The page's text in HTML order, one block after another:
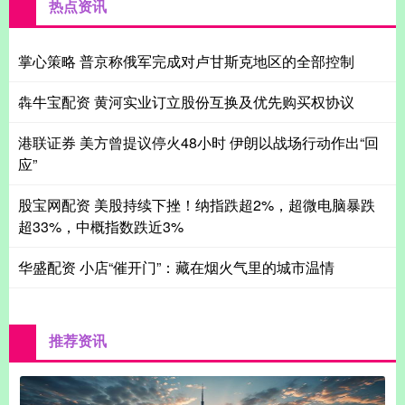
热点资讯
掌心策略 普京称俄军完成对卢甘斯克地区的全部控制
犇牛宝配资 黄河实业订立股份互换及优先购买权协议
港联证券 美方曾提议停火48小时 伊朗以战场行动作出“回
应”
股宝网配资 美股持续下挫！纳指跌超2%，超微电脑暴跌
超33%，中概指数跌近3%
华盛配资 小店“催开门”：藏在烟火气里的城市温情
推荐资讯